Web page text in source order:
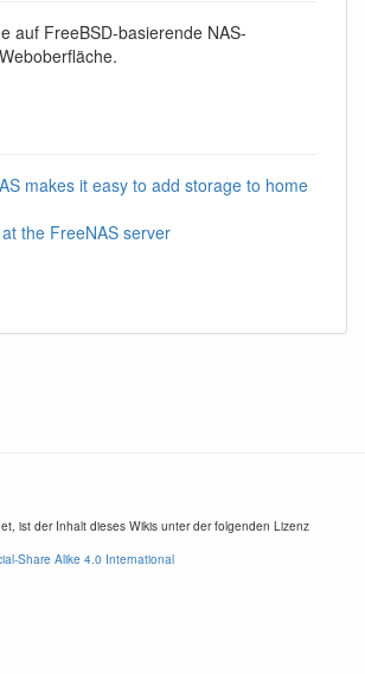
auf FreeBSD-basierende NAS-
makes it easy to add storage to home
the FreeNAS server
ist der Inhalt dieses Wikis unter der folgenden Lizenz
Share Alike 4.0 International